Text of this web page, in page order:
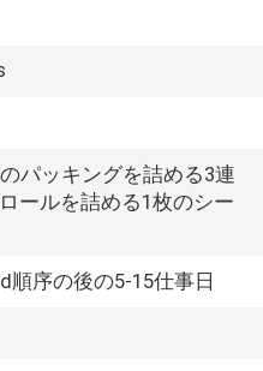
パッキングを詰める3連
ールを詰める1枚のシー
順序の後の5-15仕事日